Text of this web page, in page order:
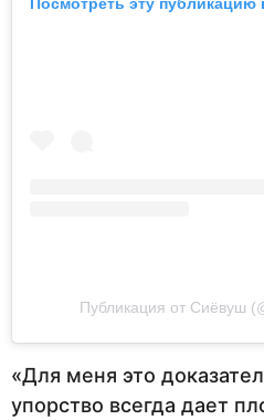
Посмотреть эту публикацию
Публикация от Сиёвуш
«Для меня это
упорство всегда дает